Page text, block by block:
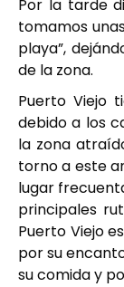
Por la tarde
tomamos
playa”,
de la zona.
Puerto Viejo
debido a los
la zona
torno a este
lugar
principales
Puerto Viejo
por su
su comida y